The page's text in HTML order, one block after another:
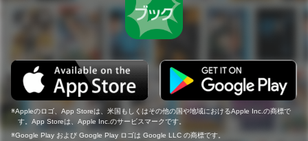
Appleのロゴ、App Storeは、米国もしくはその他の国や地域におけるApple Inc.の商標で
す。App Storeは、Apple Inc.のサービスマークです。
Google Play および Google Play ロゴは Google LLC の商標です。